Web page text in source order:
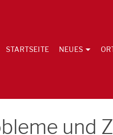
STARTSEITE NEUES
und